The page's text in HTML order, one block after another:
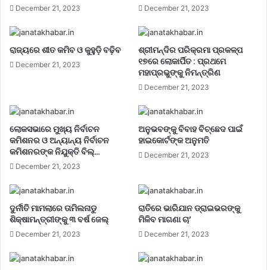
December 21, 2023 December 21, 2023
ରାଜ୍ୟରେ ଶୀତ କମିବ ଓ କୁହୁଡ଼ି ବଢ଼ିବ
December 21, 2023
ଶ୍ରୀମନ୍ଦିର ପରିକ୍ରମା ପ୍ରକଳ୍ପ
୧୭ରେ ଲୋକାର୍ପିତ : ପ୍ରଥମେ
ମହାପ୍ରଭୁଙ୍କୁ ନିମନ୍ତ୍ରିଣ
December 21, 2023
ଲୋକସଭାରେ ମୁଖ୍ୟ ନିର୍ବାଚନ
କମିଶନର ଓ ଅନ୍ୟାନ୍ୟ ନିର୍ବାଚନ
କମିଶନରଙ୍କ ନିଯୁକ୍ତି ବିଲ୍…
December 21, 2023
ଅନୁଭବଙ୍କୁ ବିବାହ ବିଚ୍ଛେଦ ପାଇଁ
ହାଇକୋର୍ଟଙ୍କ ଅନୁମତି
December 21, 2023
ଦୁର୍ନୀତି ମାମଲାରେ ତାମିଲନାଡୁ
ଶିକ୍ଷାମନ୍ତ୍ରୀଙ୍କୁ ୩ ବର୍ଷ ଜେଲ୍‌
December 21, 2023
ରାତିରେ ଭାରିଯାନ ଡ୍ରାଇଭରଙ୍କୁ
ମିଳିବ ମାଗଣା ଚା’
December 21, 2023